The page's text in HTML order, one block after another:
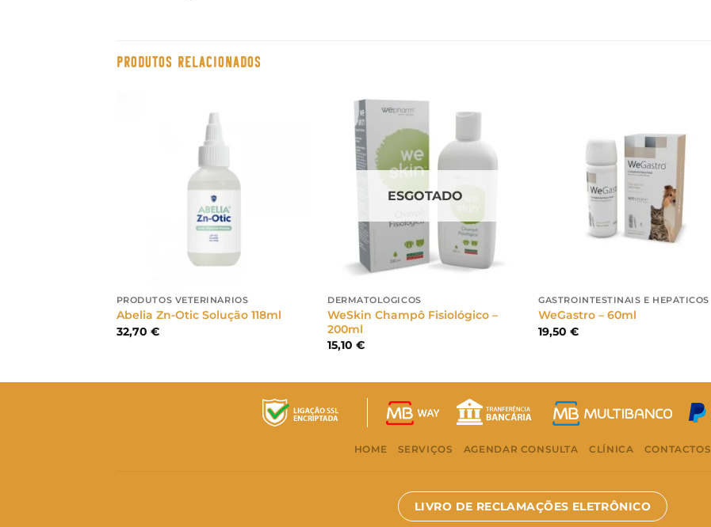
PRODUTOS RELACIONADOS
PRODUTOS VETERINÁRIOS
Abelia Zn-Otic Solução 118ml
32,70 €
ESGOTADO
DERMATOLÓGICOS
WeSkin Champô Fisiológico –
200ml
15,10€
GASTROINTESTINAIS E HEPÁTICOS
WeGastro – 60ml
19,50€
HOME SERVIÇOS AGENDAR CONSULTA CLÍNICA CONTACTOS
LIVRO DE RECLAMAÇÕES ELETRÔNICO